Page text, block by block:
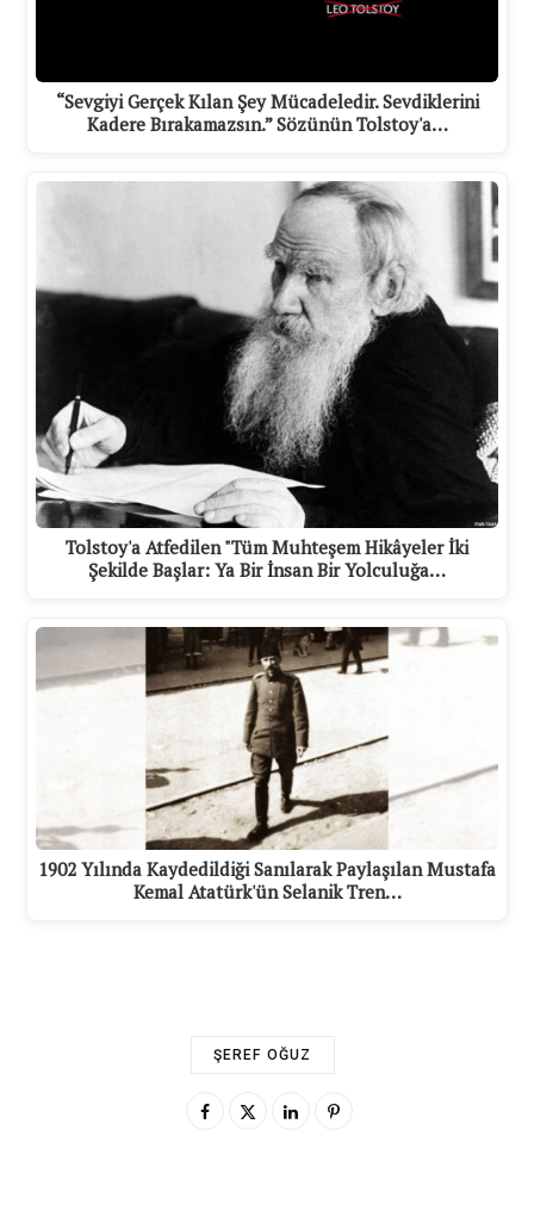
“Sevgiyi Gerçek Kılan Şey Mücadeledir. Sevdiklerini
Kadere Bırakamazsın.” Sözünün Tolstoy'a…
Tolstoy'a Atfedilen "Tüm Muhteşem Hikâyeler İki
Şekilde Başlar: Ya Bir İnsan Bir Yolculuğa…
1902 Yılında Kaydedildiği Sanılarak Paylaşılan Mustafa
Kemal Atatürk'ün Selanik Tren…
ŞEREF OĞUZ